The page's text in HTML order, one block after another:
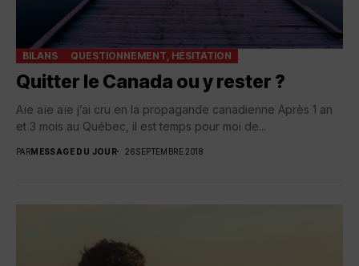
BILANS QUESTIONNEMENT, HÉSITATION
Quitter le Canada ou y rester ?
Aïe aïe aïe j’ai cru en la propagande canadienne Après 1 an
et 3 mois au Québec, il est temps pour moi de...
PARMESSAGE DU JOUR 26 SEPTEMBRE 2018